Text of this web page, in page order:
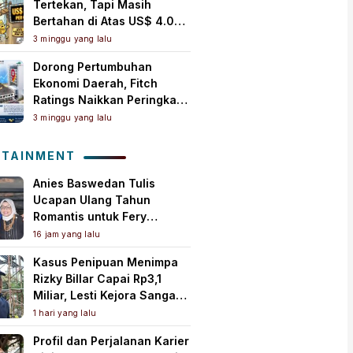
Tertekan, Tapi Masih
Bertahan di Atas US$ 4.000
per Ons Troi
3 minggu yang lalu
Dorong Pertumbuhan
Ekonomi Daerah, Fitch
Ratings Naikkan Peringkat
Bank Jambi Jadi ‘A+(idn)’
3 minggu yang lalu
Anies Baswedan Tulis
Ucapan Ulang Tahun
Romantis untuk Fery
Farhati, Ungkap Syukur
Perjalanan Panjang
Bersama
16 jam yang lalu
Kasus Penipuan Menimpa
Rizky Billar Capai Rp3,1
Miliar, Lesti Kejora Sangat
Kesal
1 hari yang lalu
Profil dan Perjalanan Karier